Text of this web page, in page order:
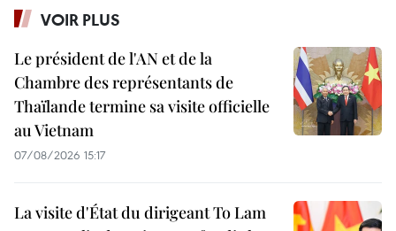
VOIR PLUS
Le président de l'AN et de la
Chambre des représentants de
Thaïlande termine sa visite officielle
au Vietnam
07/08/2026 15:17
La visite d'État du dirigeant To Lam